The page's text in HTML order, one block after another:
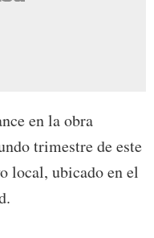
en la obra
trimestre de este
local, ubicado en el